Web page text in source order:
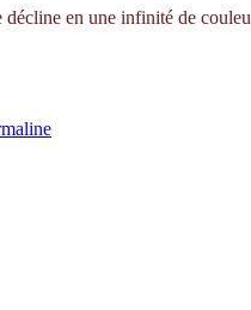
décline en une infinité de